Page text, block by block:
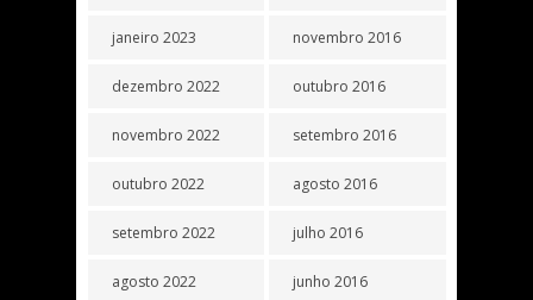
janeiro 2023
dezembro 2022
novembro 2022
outubro 2022
setembro 2022
agosto 2022
novembro 2016
outubro 2016
setembro 2016
agosto 2016
julho 2016
junho 2016